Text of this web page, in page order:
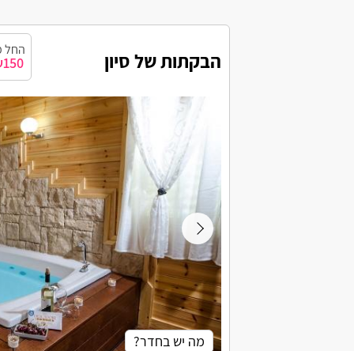
אביגדור
אור עקיבא
בית אורן
בית העמק
הבקתות של סיון החל
מה יש בחדר?